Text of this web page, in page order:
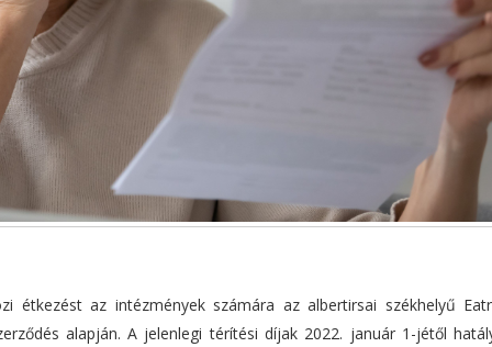
étkezést az intézmények számára az albertirsai székhelyű
alapján. A jelenlegi térítési díjak 2022. január 1-jétől